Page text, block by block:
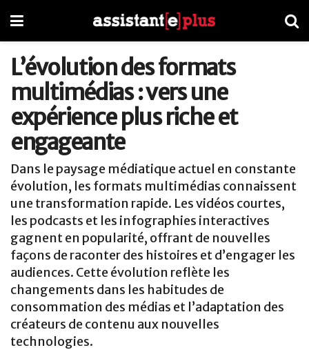
L’évolution des formats
multimédias : vers une
expérience plus riche et
engageante
Dans le paysage médiatique actuel en constante
évolution, les formats multimédias connaissent
une transformation rapide. Les vidéos courtes,
les podcasts et les infographies interactives
gagnent en popularité, offrant de nouvelles
façons de raconter des histoires et d’engager les
audiences. Cette évolution reflète les
changements dans les habitudes de
consommation des médias et l’adaptation des
créateurs de contenu aux nouvelles
technologies.